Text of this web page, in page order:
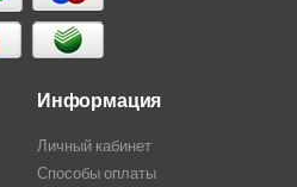
Информация
Личный кабинет
Способы оплаты